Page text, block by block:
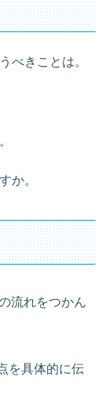
べきことは。
か。
流れをつかん
を具体的に伝